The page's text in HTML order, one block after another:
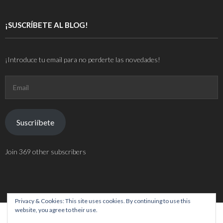
¡SUSCRÍBETE AL BLOG!
¡Introduce tu email para no perderte las novedades!
Suscriíbete
Join 369 other subscribers
Privacy & Cookies: This site uses cookies. By continuing to use this
website, you agree to their use.